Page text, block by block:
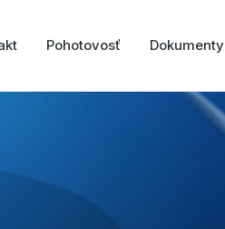
Pohotovosť Dokumenty